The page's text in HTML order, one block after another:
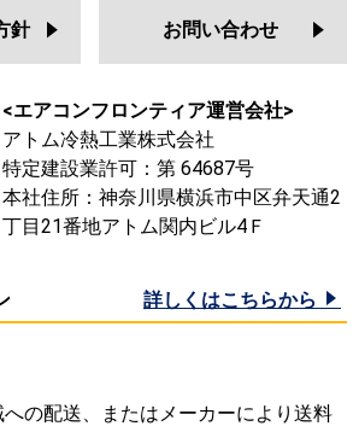
針 お問い合わせ
<エアコンフロンティア運営会社>
アトム冷熱工業株式会社
特定建設業許可：第 64687号
本社住所：神奈川県横浜市中区弁天通2
丁目21番地アトム関内ビル4Ｆ
詳しくはこちらから
の配送、またはメーカーにより送料